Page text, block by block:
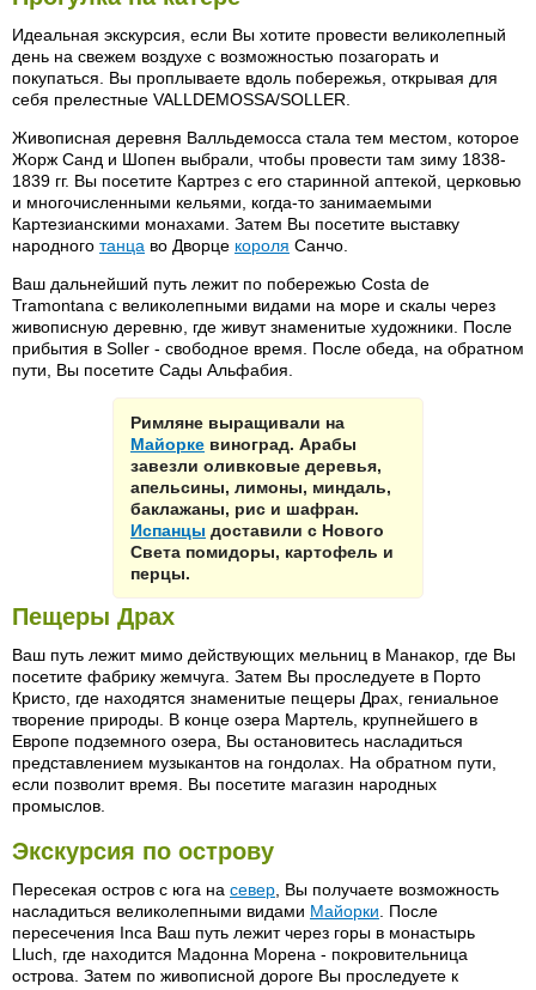
Идеальная экскурсия, если Вы хотите провести великолепный
день на свежем воздухе с возможностью позагорать и
покупаться. Вы проплываете вдоль побережья, открывая для
себя прелестные VALLDEMOSSA/SOLLER.
Живописная деревня Валльдемосса стала тем местом, которое
Жорж Санд и Шопен выбрали, чтобы провести там зиму 1838-
1839 гг. Вы посетите Картрез с его старинной аптекой, церковью
и многочисленными кельями, когда-то занимаемыми
Картезианскими монахами. Затем Вы посетите выставку
народного танца во Дворце короля Санчо.
Ваш дальнейший путь лежит по побережью Costa de
Tramontana с великолепными видами на море и скалы через
живописную деревню, где живут знаменитые художники. После
прибытия в Soller - свободное время. После обеда, на обратном
пути, Вы посетите Сады Альфабия.
Римляне выращивали на
Майорке виноград. Арабы
завезли оливковые деревья,
апельсины, лимоны, миндаль,
баклажаны, рис и шафран.
Испанцы доставили с Нового
Света помидоры, картофель и
перцы.
Пещеры Драх
Ваш путь лежит мимо действующих мельниц в Манакор, где Вы
посетите фабрику жемчуга. Затем Вы проследуете в Порто
Кристо, где находятся знаменитые пещеры Драх, гениальное
творение природы. В конце озера Мартель, крупнейшего в
Европе подземного озера, Вы остановитесь насладиться
представлением музыкантов на гондолах. На обратном пути,
если позволит время. Вы посетите магазин народных
промыслов.
Экскурсия по острову
Пересекая остров с юга на север , Вы получаете возможность
насладиться великолепными видами Майорки . После
пересечения Inca Ваш путь лежит через горы в монастырь
Lluch, где находится Мадонна Морена - покровительница
острова. Затем по живописной дороге Вы проследуете к